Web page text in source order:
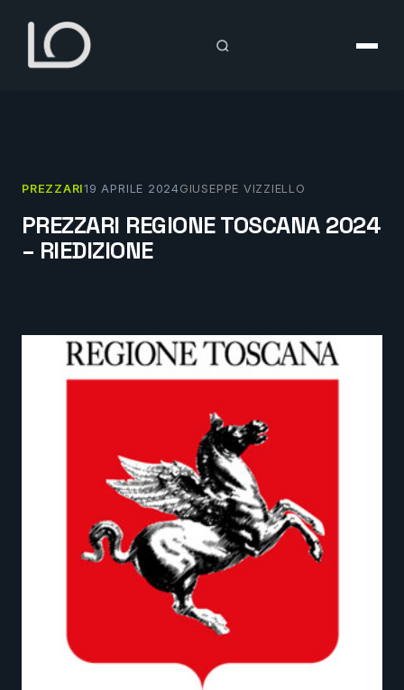
contenuto
PREZZARI19 APRILE 2024GIUSEPPE VIZZIELLO
PREZZARI REGIONE TOSCANA 2024
– RIEDIZIONE